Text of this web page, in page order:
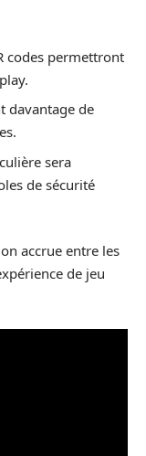
codes permettront
davantage de
sera
de sécurité
accrue entre les
de jeu